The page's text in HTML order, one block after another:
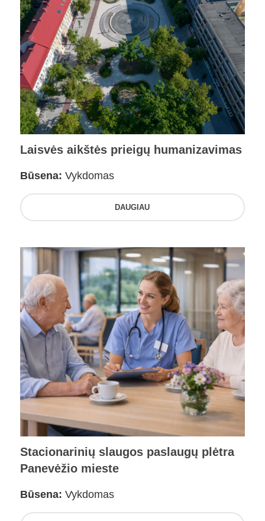
Laisvės aikštės prieigų humanizavimas
Būsena: Vykdomas
DAUGIAU
Stacionarinių slaugos paslaugų plėtra
Panevėžio mieste
Būsena: Vykdomas